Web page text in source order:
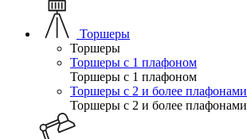
Торшеры
Торшеры
Торшеры с 1 плафоном
Торшеры с 1 плафоном
Торшеры с 2 и более плафонами
Торшеры с 2 и более плафонами